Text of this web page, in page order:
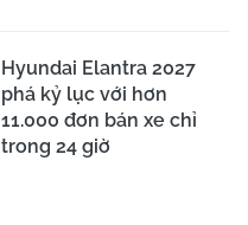
Hyundai Elantra 2027
phá kỷ lục với hơn
11.000 đơn bán xe chỉ
trong 24 giờ